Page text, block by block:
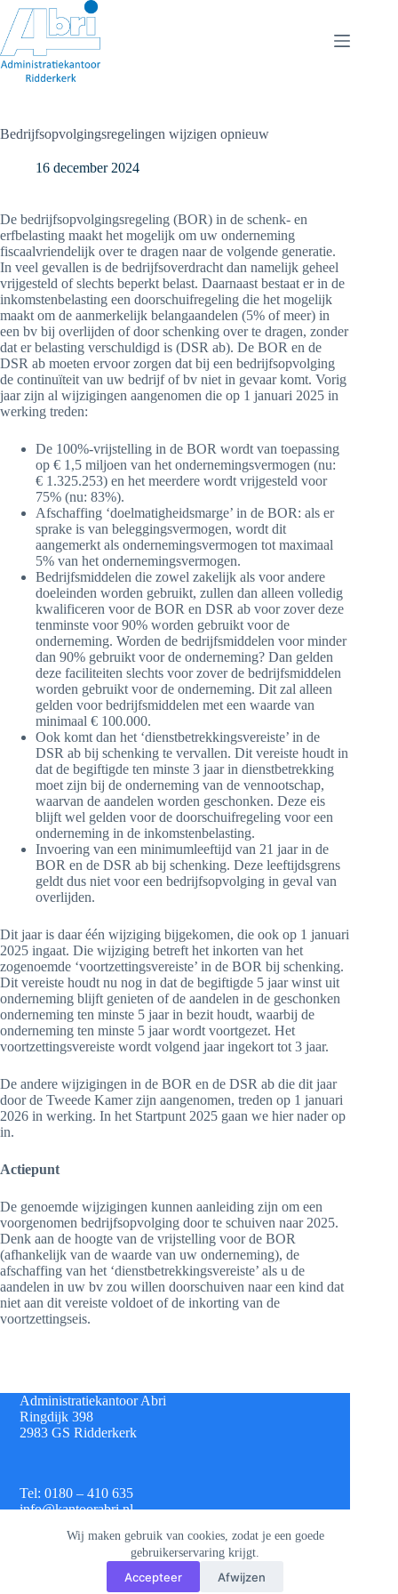
naar
de
inhoud
Wij maken gebruik van cookies, zodat je een goede
gebruikerservaring krijgt.
Accepteer Afwijzen
Bedrijfsopvolgingsregelingen wijzigen opnieuw
16 december 2024
De bedrijfsopvolgingsregeling (BOR) in de schenk- en
erfbelasting maakt het mogelijk om uw onderneming
fiscaalvriendelijk over te dragen naar de volgende generatie.
In veel gevallen is de bedrijfsoverdracht dan namelijk geheel
vrijgesteld of slechts beperkt belast. Daarnaast bestaat er in de
inkomstenbelasting een doorschuifregeling die het mogelijk
maakt om de aanmerkelijk belangaandelen (5% of meer) in
een bv bij overlijden of door schenking over te dragen, zonder
dat er belasting verschuldigd is (DSR ab). De BOR en de
DSR ab moeten ervoor zorgen dat bij een bedrijfsopvolging
de continuïteit van uw bedrijf of bv niet in gevaar komt. Vorig
jaar zijn al wijzigingen aangenomen die op 1 januari 2025 in
werking treden:
De 100%-vrijstelling in de BOR wordt van toepassing
op € 1,5 miljoen van het ondernemingsvermogen (nu:
€ 1.325.253) en het meerdere wordt vrijgesteld voor
75% (nu: 83%).
Afschaffing ‘doelmatigheidsmarge’ in de BOR: als er
sprake is van beleggingsvermogen, wordt dit
aangemerkt als ondernemingsvermogen tot maximaal
5% van het ondernemingsvermogen.
Bedrijfsmiddelen die zowel zakelijk als voor andere
doeleinden worden gebruikt, zullen dan alleen volledig
kwalificeren voor de BOR en DSR ab voor zover deze
tenminste voor 90% worden gebruikt voor de
onderneming. Worden de bedrijfsmiddelen voor minder
dan 90% gebruikt voor de onderneming? Dan gelden
deze faciliteiten slechts voor zover de bedrijfsmiddelen
worden gebruikt voor de onderneming. Dit zal alleen
gelden voor bedrijfsmiddelen met een waarde van
minimaal € 100.000.
Ook komt dan het ‘dienstbetrekkingsvereiste’ in de
DSR ab bij schenking te vervallen. Dit vereiste houdt in
dat de begiftigde ten minste 3 jaar in dienstbetrekking
moet zijn bij de onderneming van de vennootschap,
waarvan de aandelen worden geschonken. Deze eis
blijft wel gelden voor de doorschuifregeling voor een
onderneming in de inkomstenbelasting.
Invoering van een minimumleeftijd van 21 jaar in de
BOR en de DSR ab bij schenking. Deze leeftijdsgrens
geldt dus niet voor een bedrijfsopvolging in geval van
overlijden.
Dit jaar is daar één wijziging bijgekomen, die ook op 1 januari
2025 ingaat. Die wijziging betreft het inkorten van het
zogenoemde ‘voortzettingsvereiste’ in de BOR bij schenking.
Dit vereiste houdt nu nog in dat de begiftigde 5 jaar winst uit
onderneming blijft genieten of de aandelen in de geschonken
onderneming ten minste 5 jaar in bezit houdt, waarbij de
onderneming ten minste 5 jaar wordt voortgezet. Het
voortzettingsvereiste wordt volgend jaar ingekort tot 3 jaar.
De andere wijzigingen in de BOR en de DSR ab die dit jaar
door de Tweede Kamer zijn aangenomen, treden op 1 januari
2026 in werking. In het Startpunt 2025 gaan we hier nader op
in.
Actiepunt
De genoemde wijzigingen kunnen aanleiding zijn om een
voorgenomen bedrijfsopvolging door te schuiven naar 2025.
Denk aan de hoogte van de vrijstelling voor de BOR
(afhankelijk van de waarde van uw onderneming), de
afschaffing van het ‘dienstbetrekkingsvereiste’ als u de
aandelen in uw bv zou willen doorschuiven naar een kind dat
niet aan dit vereiste voldoet of de inkorting van de
voortzettingseis.
Administratiekantoor Abri
Ringdijk 398
2983 GS Ridderkerk
Tel: 0180 – 410 635
info@kantoorabri.nl
IBAN: NL 08 INGB 0693 4313 42